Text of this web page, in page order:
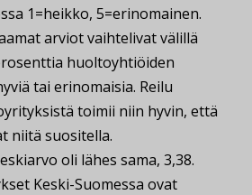
1=heikko, 5=erinomainen.
arviot vaihtelivat välillä
huoltoyhtiöiden
tai erinomaisia. Reilu
toimii niin hyvin, että
niitä suositella.
oli lähes sama, 3,38.
Keski-Suomessa ovat